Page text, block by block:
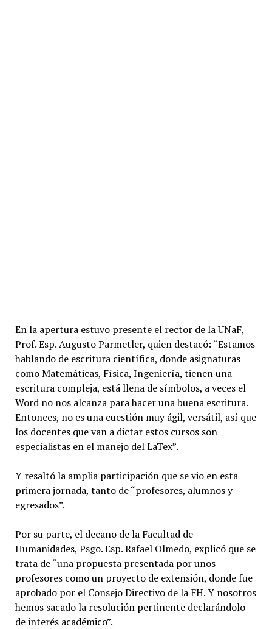
En la apertura estuvo presente el rector de la UNaF,
Prof. Esp. Augusto Parmetler, quien destacó: “Estamos
hablando de escritura científica, donde asignaturas
como Matemáticas, Física, Ingeniería, tienen una
escritura compleja, está llena de símbolos, a veces el
Word no nos alcanza para hacer una buena escritura.
Entonces, no es una cuestión muy ágil, versátil, así que
los docentes que van a dictar estos cursos son
especialistas en el manejo del LaTex”.
Y resaltó la amplia participación que se vio en esta
primera jornada, tanto de “profesores, alumnos y
egresados”.
Por su parte, el decano de la Facultad de
Humanidades, Psgo. Esp. Rafael Olmedo, explicó que se
trata de “una propuesta presentada por unos
profesores como un proyecto de extensión, donde fue
aprobado por el Consejo Directivo de la FH. Y nosotros
hemos sacado la resolución pertinente declarándolo
de interés académico”.